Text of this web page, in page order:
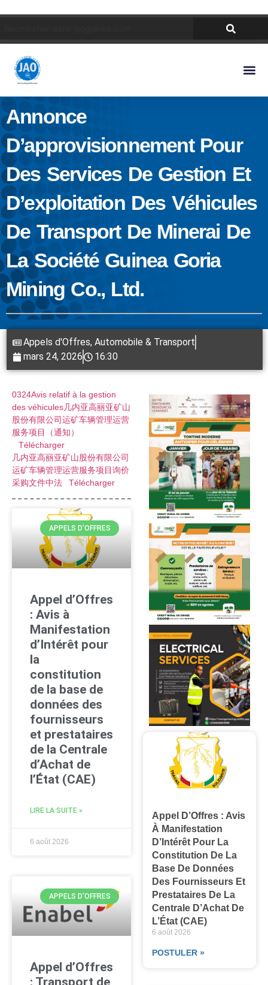
Annonce
D’approvisionnement Pour
Des Services De Gestion Et
D’exploitation Des Véhicules
De Transport De Minerai De
La Société Guinea Goria
Mining Co., Ltd.
Appels d'Offres, Automobile & Transport
mars 24, 2026
16:30
0324Avis relatif à la gestion
des véhicules几内亚高丽亚矿山
股份有限公司运矿车辆管理运营
服务项目（通知）
Télécharger
几内亚高丽亚矿山股份有限公司
运矿车辆管理运营服务项目询价
采购文件中法
Télécharger
APPELS D'OFFRES
Appel d’Offres
: Avis à
Manifestation
d’Intérêt pour
la
constitution
de la base de
données des
fournisseurs
et prestataires
de la Centrale
d’Achat de
l’État (CAE)
LIRE LA SUITE »
6 août 2026
APPELS D'OFFRES
Appel d’Offres
: Transport de
Appel D’Offres : Avis
À Manifestation
D’Intérêt Pour La
Constitution De La
Base De Données
Des Fournisseurs Et
Prestataires De La
Centrale D’Achat De
L’État (CAE)
6 août 2026
POSTULER »